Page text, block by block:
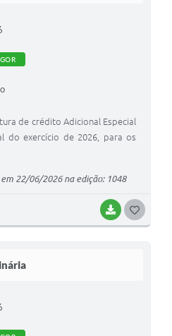
BAIXAR
de crédito Adicional Especial
do exercício de 2026, para os
22/06/2026 na edição: 1048